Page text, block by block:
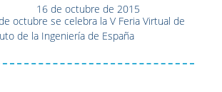
16 de octubre de 2015
octubre se celebra la V Feria Virtual de
de la Ingeniería de España